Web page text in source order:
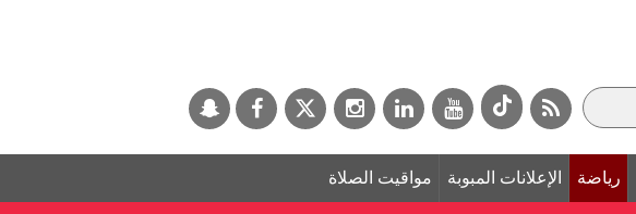
رياضة الإعلانات المبوبة مواقيت الصلاة